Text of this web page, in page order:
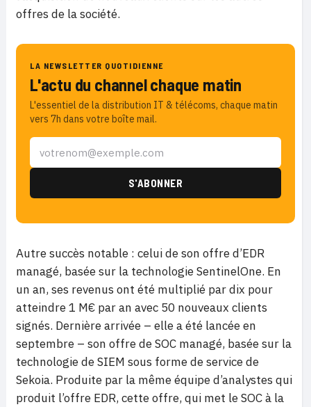
offres de la société.
LA NEWSLETTER QUOTIDIENNE
L'actu du channel chaque matin
L'essentiel de la distribution IT & télécoms, chaque matin
vers 7h dans votre boîte mail.
Autre succès notable : celui de son offre d’EDR
managé, basée sur la technologie SentinelOne. En
un an, ses revenus ont été multiplié par dix pour
atteindre 1 M€ par an avec 50 nouveaux clients
signés. Dernière arrivée – elle a été lancée en
septembre – son offre de SOC managé, basée sur la
technologie de SIEM sous forme de service de
Sekoia. Produite par la même équipe d’analystes qui
produit l’offre EDR, cette offre, qui met le SOC à la